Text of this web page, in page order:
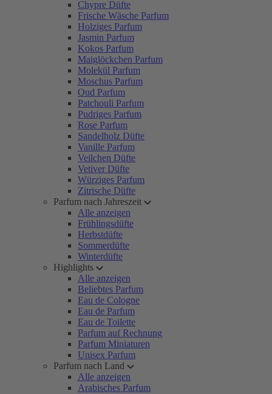
Chypre Düfte
Frische Wäsche Parfum
Holziges Parfum
Jasmin Parfum
Kokos Parfum
Maiglöckchen Parfum
Molekül Parfum
Moschus Parfum
Oud Parfum
Patchouli Parfum
Pudriges Parfum
Rose Parfum
Sandelholz Düfte
Vanille Parfum
Veilchen Düfte
Vetiver Düfte
Würziges Parfum
Zitrische Düfte
Parfum nach Jahreszeit
Alle anzeigen
Frühlingsdüfte
Herbstdüfte
Sommerdüfte
Winterdüfte
Highlights
Alle anzeigen
Beliebtes Parfum
Eau de Cologne
Eau de Parfum
Eau de Toilette
Parfum auf Rechnung
Parfum Miniaturen
Unisex Parfum
Parfum nach Land
Alle anzeigen
Arabisches Parfum